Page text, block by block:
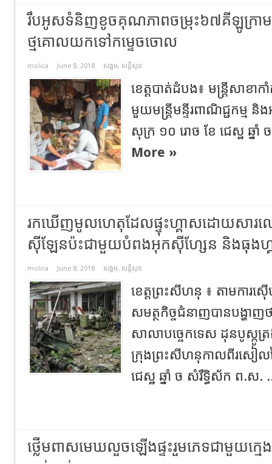
រឹបអូសទំនិញខូចគុណភាពចម្រុះ៦៧គីឡូក្រាម
ថ្មគោលយកទៅកម្ទេចចោល
molica June 8, 2018 សង្គម, សន្តិសុខ
ខេត្តបាត់ដំបង៖ មន្រ្តីសាខា
មួយមន្រ្តីមន្ទីរពាណិជ្ជកម្ម និង
សុក្រ ១០ រោច ខែ ជេស្ឋ ឆ្ន
More »
រកឃើញមូលហេតុដែលផ្ទុះហ្គាសដោយសារល
ស៊ីឡែនប៉ះជាមួយបំពងអុកស៊ីហ្សែន និងធុងហ្
molica June 8, 2018 សង្គម, សន្តិសុខ
ខេត្តព្រះសីហនុ ៖ តាមការស៊ើ
សមត្ថកិច្ចជំនាញបានបង្ហា
សាលាបច្ចេកទេស ដុនបូស្កូត្
ក្រុងព្រះសីហនុកាលពីរសៀល
ជេស្ឋ ឆ្នាំ ច សំរឹទ្ធិស័ក ព.ស.
ថ្លើមពាសមេឃលួចឡើងផ្ទះរួមភេទជាមួយក្